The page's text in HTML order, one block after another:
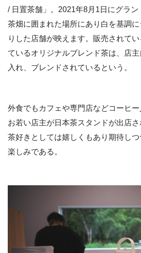
/ 日置茶舗」。2021年8月1日にグラ
茶畑に囲まれた場所にあり白を基調
りした店舗が映えます。販売されて
ているオリジナルブレンド茶は、店
入れ、ブレンドされているという。
外食でもカフェや専門店などコーヒー
お若い店主が日本茶スタンドが出店
茶好きとしては嬉しくもあり期待し
楽しみである。